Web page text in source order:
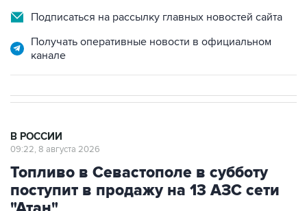
Подписаться на рассылку главных новостей сайта
Получать оперативные новости в официальном
канале
В РОССИИ
09:22, 8 августа 2026
Топливо в Севастополе в субботу
поступит в продажу на 13 АЗС сети